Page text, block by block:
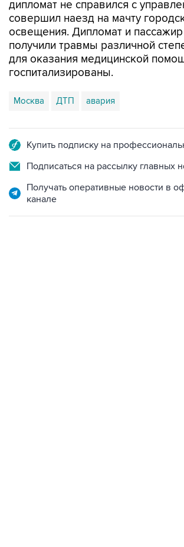
дипломат не справился с
совершил наезд на мачту
освещения. Дипломат и
получили травмы различной
для оказания медицинской
госпитализированы.
Москва ДТП авария
Купить подписку на
Подписаться на рассылку главных
Получать оперативные новости в
канале